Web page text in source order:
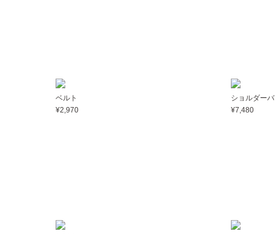
ベルト
¥2,970
ショルダー
¥7,480